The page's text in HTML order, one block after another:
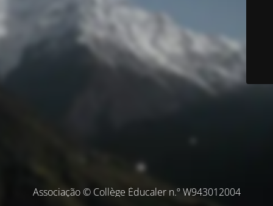
Associação © Collège Éducaler n.º W943012004